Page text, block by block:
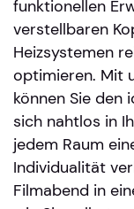
funktionellen
verstellbaren
Heizsystemen
optimieren. Mit
können Sie den
sich nahtlos in
jedem Raum
Individualität
Filmabend in